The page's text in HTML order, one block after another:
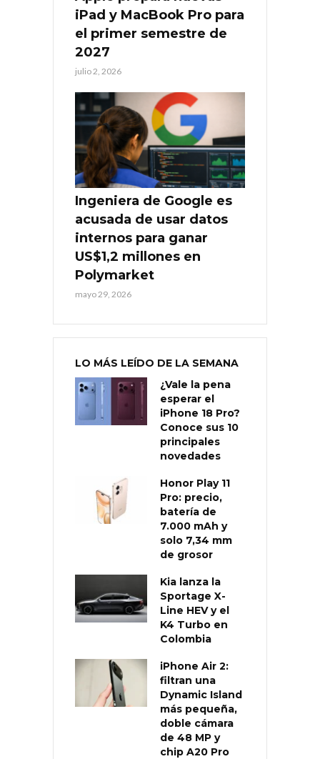
iPad y MacBook Pro para
el primer semestre de
2027
julio 2, 2026
Ingeniera de Google es
acusada de usar datos
internos para ganar
US$1,2 millones en
Polymarket
mayo 29, 2026
LO MÁS LEÍDO DE LA SEMANA
¿Vale la pena
esperar el
iPhone 18 Pro?
Conoce sus 10
principales
novedades
Honor Play 11
Pro: precio,
batería de
7.000 mAh y
solo 7,34 mm
de grosor
Kia lanza la
Sportage X-
Line HEV y el
K4 Turbo en
Colombia
iPhone Air 2:
filtran una
Dynamic Island
más pequeña,
doble cámara
de 48 MP y
chip A20 Pro